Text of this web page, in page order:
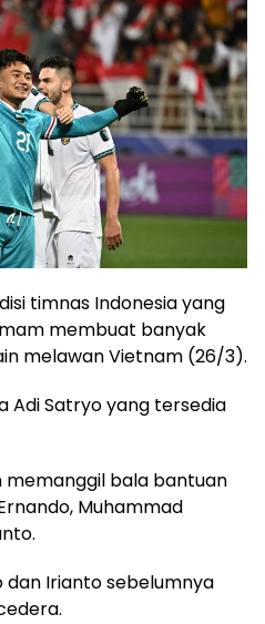
timnas Indonesia yang
membuat banyak
melawan Vietnam (26/3).
Adi Satryo yang tersedia
memanggil bala bantuan
Muhammad
dan Irianto sebelumnya